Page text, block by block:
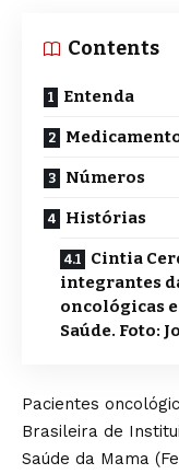
Contents
Entenda
Números
Histórias
Cintia
integrantes
oncológicas
Saúde. Foto:
Pacientes
Brasileira de
Saúde da Mama